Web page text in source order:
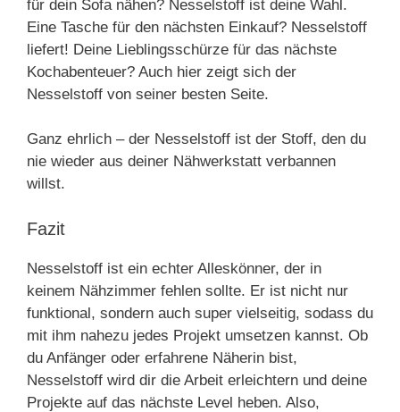
für dein Sofa nähen? Nesselstoff ist deine Wahl.
Eine Tasche für den nächsten Einkauf? Nesselstoff
liefert! Deine Lieblingsschürze für das nächste
Kochabenteuer? Auch hier zeigt sich der
Nesselstoff von seiner besten Seite.
Ganz ehrlich – der Nesselstoff ist der Stoff, den du
nie wieder aus deiner Nähwerkstatt verbannen
willst.
Fazit
Nesselstoff ist ein echter Alleskönner, der in
keinem Nähzimmer fehlen sollte. Er ist nicht nur
funktional, sondern auch super vielseitig, sodass du
mit ihm nahezu jedes Projekt umsetzen kannst. Ob
du Anfänger oder erfahrene Näherin bist,
Nesselstoff wird dir die Arbeit erleichtern und deine
Projekte auf das nächste Level heben. Also,